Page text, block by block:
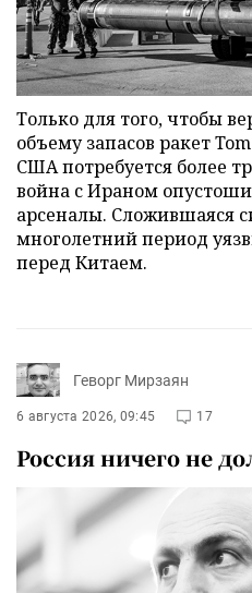
Только для того, чтобы
объему запасов ракет
США потребуется более
война с Ираном
арсеналы. Сложившаяся
многолетний период
перед Китаем.
Геворг Мирзаян
6 августа 2026, 09:45 17
Россия ничего не